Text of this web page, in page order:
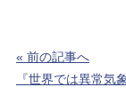
« 前の記事へ
『世界では異常気象